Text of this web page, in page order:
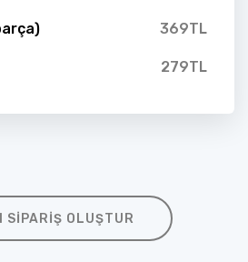
369TL
279TL
SIPARIŞ OLUŞTUR